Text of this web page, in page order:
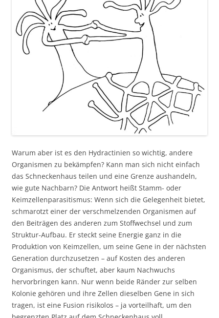
Warum aber ist es den Hydractinien so wichtig, andere
Organismen zu bekämpfen? Kann man sich nicht einfach
das Schneckenhaus teilen und eine Grenze aushandeln,
wie gute Nachbarn? Die Antwort heißt Stamm- oder
Keimzellenparasitismus: Wenn sich die Gelegenheit bietet,
schmarotzt einer der verschmelzenden Organismen auf
den Beiträgen des anderen zum Stoffwechsel und zum
Struktur-Aufbau. Er steckt seine Energie ganz in die
Produktion von Keimzellen, um seine Gene in der nächsten
Generation durchzusetzen – auf Kosten des anderen
Organismus, der schuftet, aber kaum Nachwuchs
hervorbringen kann. Nur wenn beide Ränder zur selben
Kolonie gehören und ihre Zellen dieselben Gene in sich
tragen, ist eine Fusion risikolos – ja vorteilhaft, um den